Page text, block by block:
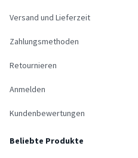
Versand und Lieferzeit
Zahlungsmethoden
Retournieren
Anmelden
Kundenbewertungen
Beliebte Produkte